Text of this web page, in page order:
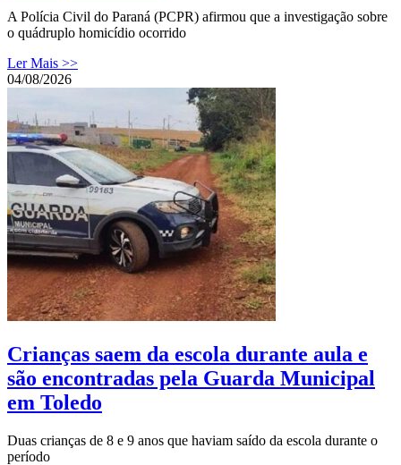
A Polícia Civil do Paraná (PCPR) afirmou que a investigação sobre
o quádruplo homicídio ocorrido
Ler Mais >>
04/08/2026
Crianças saem da escola durante aula e
são encontradas pela Guarda Municipal
em Toledo
Duas crianças de 8 e 9 anos que haviam saído da escola durante o
período